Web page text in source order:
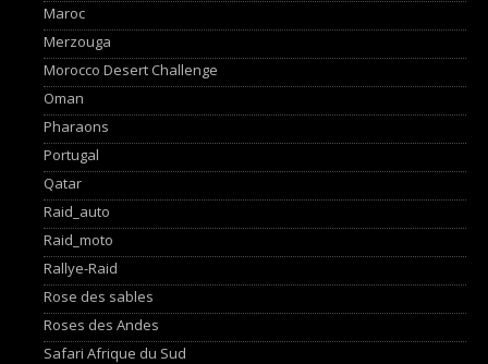
Maroc
Merzouga
Morocco Desert Challenge
Oman
Pharaons
Portugal
Qatar
Raid_auto
Raid_moto
Rallye-Raid
Rose des sables
Roses des Andes
Safari Afrique du Sud